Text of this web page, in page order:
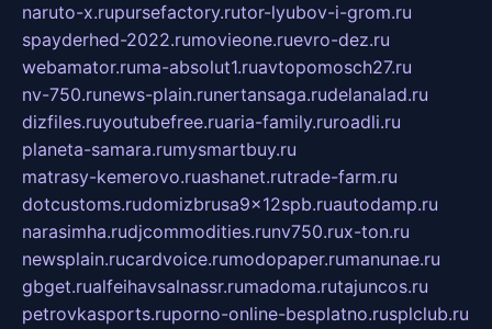
naruto-x.rupursefactory.rutor-lyubov-i-grom.ru
spayderhed-2022.rumovieone.ruevro-dez.ru
webamator.ruma-absolut1.ruavtopomosch27.ru
nv-750.runews-plain.runertansaga.rudelanalad.ru
dizfiles.ruyoutubefree.ruaria-family.ruroadli.ru
planeta-samara.rumysmartbuy.ru
matrasy-kemerovo.ruashanet.rutrade-farm.ru
dotcustoms.rudomizbrusa9x12spb.ruautodamp.ru
narasimha.rudjcommodities.runv750.rux-ton.ru
newsplain.rucardvoice.rumodopaper.rumanunae.ru
gbget.rualfeihavsalnassr.rumadoma.rutajuncos.ru
petrovkasports.ruporno-online-besplatno.rusplclub.ru